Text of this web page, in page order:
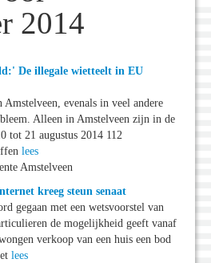
2014
De illegale wietteelt in EU
evenals in veel andere
Alleen in Amstelveen zijn in de
tot 21 augustus 2014 112
lees
Amstelveen
kreeg steun senaat
gegaan met een wetsvoorstel van
de mogelijkheid geeft vanaf
verkoop van een huis een bod
lees